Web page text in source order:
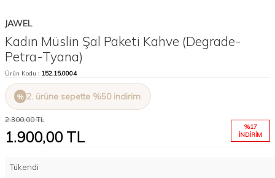
JAWEL
Kadın Müslin Şal Paketi Kahve (Degrade-
Petra-Tyana)
Ürün Kodu : 152.15.0004
2. ürüne sepette %50 indirim
2.300,00TL
1.900,00TL
%17
İNDIRIM
Tükendi